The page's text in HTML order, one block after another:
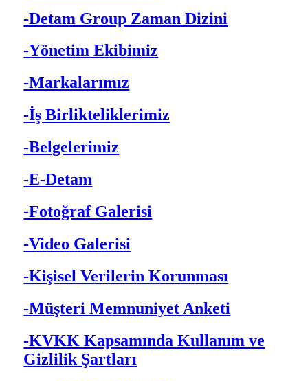
-Detam Group Zaman Dizini
-Yönetim Ekibimiz
-Markalarımız
-İş Birlikteliklerimiz
-Belgelerimiz
-E-Detam
-Fotoğraf Galerisi
-Video Galerisi
-Kişisel Verilerin Korunması
-Müşteri Memnuniyet Anketi
-KVKK Kapsamında Kullanım ve
Gizlilik Şartları